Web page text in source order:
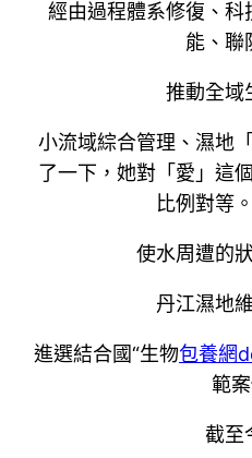
經由過程體系修復、科
能、聯
推動全域
小流域綜合管理、濕地
了一下，她對「愛」這
比例對等
使水周遭的
丹江濕地
進選結合國“生物包養網
範
截至